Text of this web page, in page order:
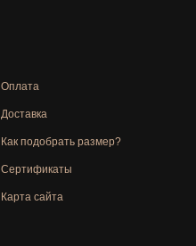
Оплата
Доставка
Как подобрать размер?
Сертификаты
Карта сайта